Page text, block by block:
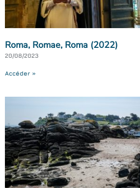
Roma, Romae, Roma (2022)
20/08/2023
Accéder »